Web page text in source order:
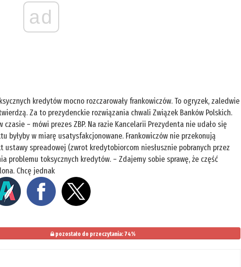
ad
kredytów mocno rozczarowały frankowiczów. To ogryzek, zaledwie
Za to prezydenckie rozwiązania chwali Związek Banków Polskich.
– mówi prezes ZBP. Na razie Kancelarii Prezydenta nie udało się
byłyby w miarę usatysfakcjonowane. Frankowiczów nie przekonują
spreadowej (zwrot kredytobiorcom niesłusznie pobranych przez
problemu toksycznych kredytów. – Zdajemy sobie sprawę, że część
Chcę jednak
pozostało do przeczytania: 74%